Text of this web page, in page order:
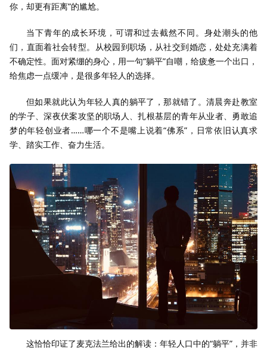
你，却更有距离”的尴尬。
当下青年的成长环境，可谓和过去截然不同。身处潮头的他
们，直面着社会转型。从校园到职场，从社交到婚恋，处处充满着
不确定性。面对紧绷的身心，用一句“躺平”自嘲，给疲惫一个出口，
给焦虑一点缓冲，是很多年轻人的选择。
但如果就此认为年轻人真的躺平了，那就错了。清晨奔赴教室
的学子、深夜伏案攻坚的职场人、扎根基层的青年从业者、勇敢追
梦的年轻创业者……哪一个不是嘴上说着“佛系”，日常依旧认真求
学、踏实工作、奋力生活。
这恰恰印证了麦克法兰给出的解读：年轻人口中的“躺平”，并非